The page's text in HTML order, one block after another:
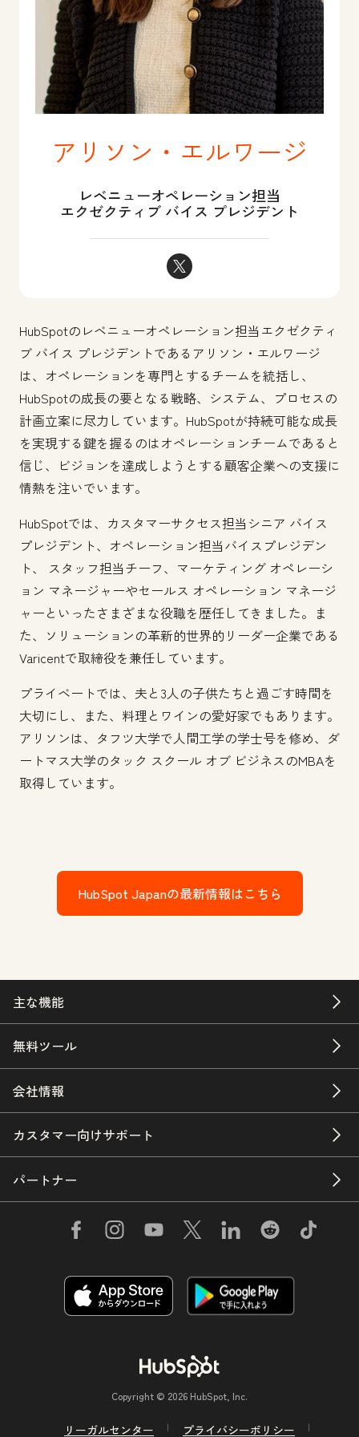
アリソン・エルワージ
レベニューオペレーション担当
エクゼクティブ バイス プレジデント
アリソン・エルワージ Twitter
HubSpotのレベニューオペレーション担当エクゼクティ
ブ バイス プレジデントであるアリソン・エルワージ
は、オペレーションを専門とするチームを統括し、
HubSpotの成長の要となる戦略、システム、プロセスの
計画立案に尽力しています。HubSpotが持続可能な成長
を実現する鍵を握るのはオペレーションチームであると
信じ、ビジョンを達成しようとする顧客企業への支援に
情熱を注いでいます。
HubSpotでは、カスタマーサクセス担当シニア バイス
プレジデント、オペレーション担当バイスプレジデン
ト、 スタッフ担当チーフ、マーケティング オペレーシ
ョン マネージャーやセールス オペレーション マネージ
ャーといったさまざまな役職を歴任してきました。ま
た、ソリューションの革新的世界的リーダー企業である
Varicentで取締役を兼任しています。
プライベートでは、夫と3人の子供たちと過ごす時間を
大切にし、また、料理とワインの愛好家でもあります。
アリソンは、タフツ大学で人間工学の学士号を修め、ダ
ートマス大学のタック スクール オブ ビジネスのMBAを
取得しています。
HubSpot Japanの最新情報はこちら
主な機能
無料ツール
会社情報
カスタマー向けサポート
パートナー
Copyright © 2026 HubSpot, Inc.
リーガルセンター プライバシーポリシー